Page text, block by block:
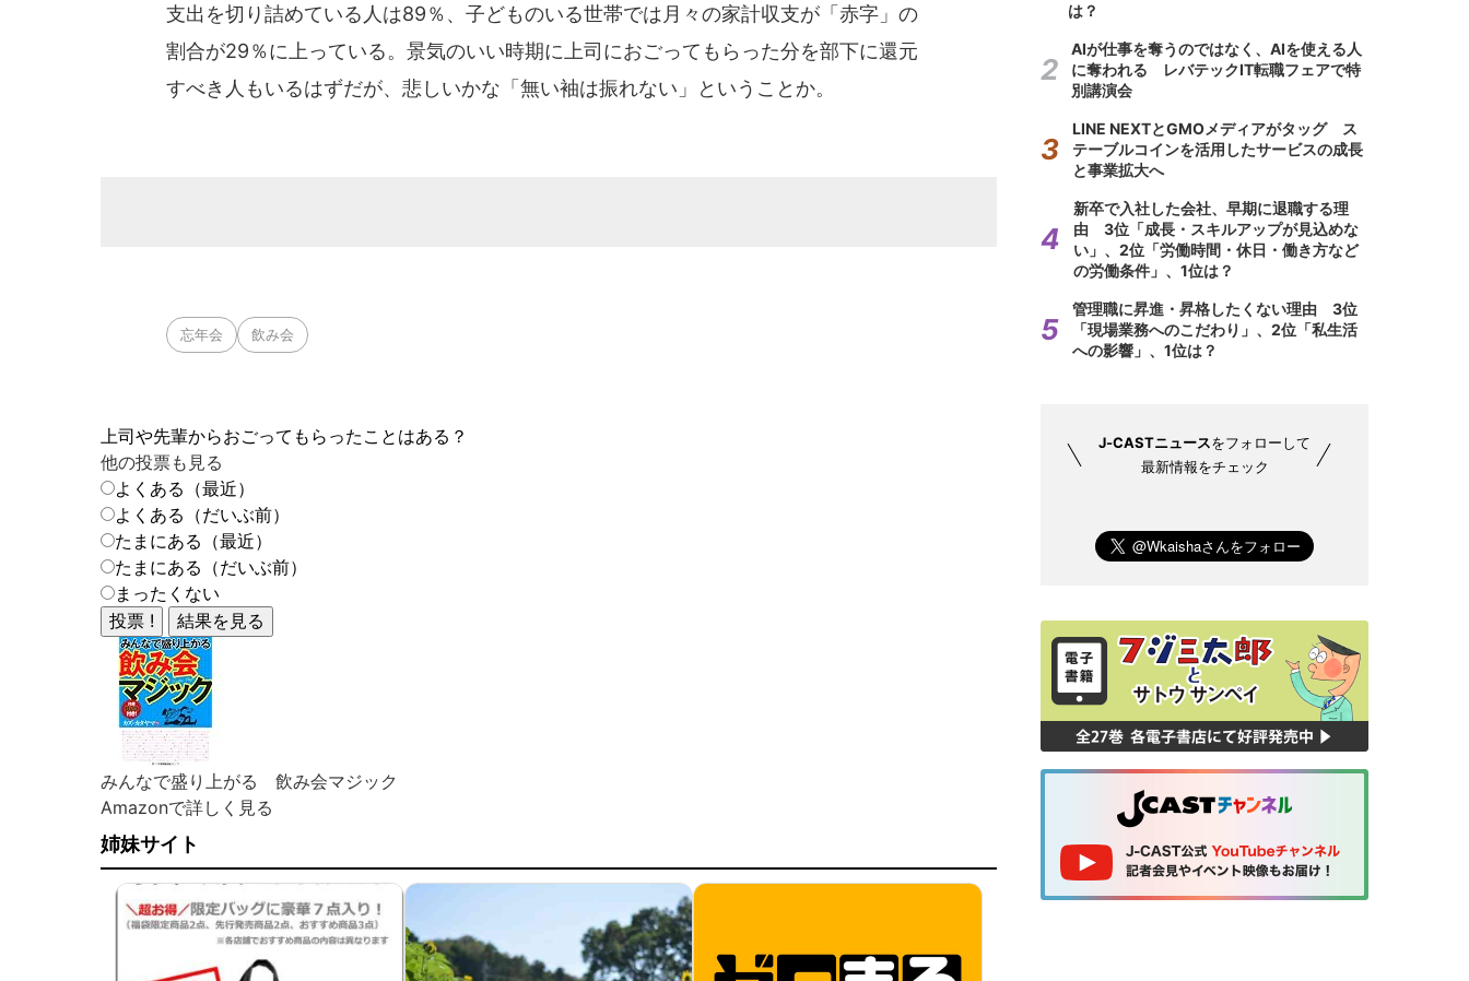
支出を切り詰めている人は89％、子どものいる世帯では月々の家計収支が「赤字」の
割合が29％に上っている。景気のいい時期に上司におごってもらった分を部下に還元
すべき人もいるはずだが、悲しいかな「無い袖は振れない」ということか。
忘年会 飲み会
上司や先輩からおごってもらったことはある？
他の投票も見る
よくある（最近）
よくある（だいぶ前）
たまにある（最近）
たまにある（だいぶ前）
まったくない
みんなで盛り上がる 飲み会マジック
Amazonで詳しく見る
姉妹サイト
は？
AIが仕事を奪うのではなく、AIを使える人
に奪われる レバテックIT転職フェアで特
別講演会
LINE NEXTとGMOメディアがタッグ ス
テーブルコインを活用したサービスの成長
と事業拡大へ
新卒で入社した会社、早期に退職する理
由 3位「成長・スキルアップが見込めな
い」、2位「労働時間・休日・働き方など
の労働条件」、1位は？
管理職に昇進・昇格したくない理由 3位
「現場業務へのこだわり」、2位「私生活
への影響」、1位は？
J-CASTニュースをフォローして
最新情報をチェック